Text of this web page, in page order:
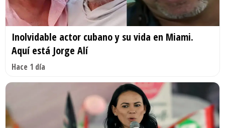
Inolvidable actor cubano y su vida en Miami.
Aquí está Jorge Alí
Hace 1 día